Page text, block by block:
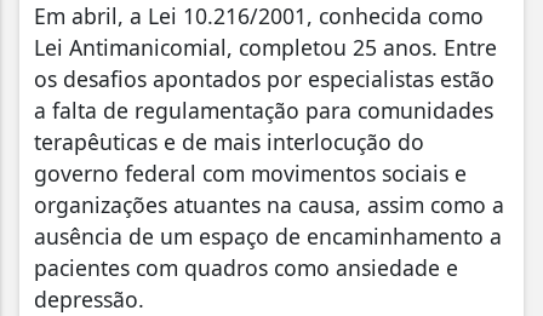
Em abril, a Lei 10.216/2001, conhecida como
Lei Antimanicomial, completou 25 anos. Entre
os desafios apontados por especialistas estão
a falta de regulamentação para comunidades
terapêuticas e de mais interlocução do
governo federal com movimentos sociais e
organizações atuantes na causa, assim como a
ausência de um espaço de encaminhamento a
pacientes com quadros como ansiedade e
depressão.